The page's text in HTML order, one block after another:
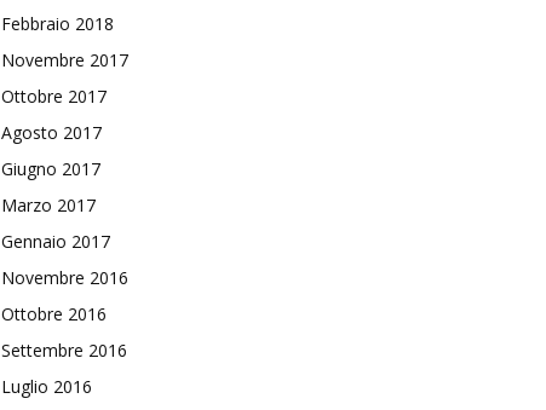
Febbraio 2018
Novembre 2017
Ottobre 2017
Agosto 2017
Giugno 2017
Marzo 2017
Gennaio 2017
Novembre 2016
Ottobre 2016
Settembre 2016
Luglio 2016